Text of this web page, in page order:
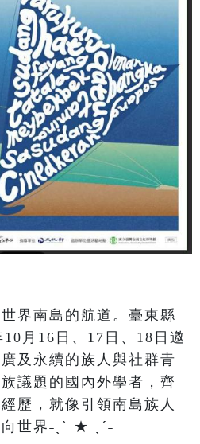
界南島的航道。臺東縣
月16日、17日、18日邀
及永續的族人與社群青
議題的國內外學者，齊
歷，就像引領南島族人
世界˗ˏˋ ★ ˎˊ˗